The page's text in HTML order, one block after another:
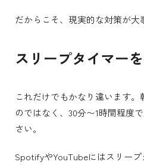
だからこそ、現実的な対策が大
スリープタイマー
これだけでもかなり違います
のではなく、30分〜1時間程度
さい。
SpotifyやYouTubeにはスリープ